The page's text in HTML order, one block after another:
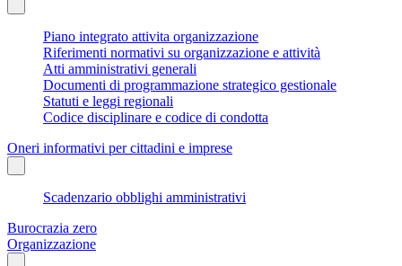
Piano integrato attivita organizzazione
Riferimenti normativi su organizzazione e attività
Atti amministrativi generali
Documenti di programmazione strategico gestionale
Statuti e leggi regionali
Codice disciplinare e codice di condotta
Oneri informativi per cittadini e imprese
Scadenzario obblighi amministrativi
Burocrazia zero
Organizzazione